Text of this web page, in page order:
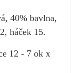
, 40% bavlna,
háček 15.
12 - 7 ok x